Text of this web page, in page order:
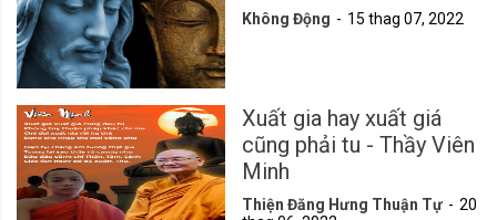
Không Động 15 thag 07, 2022
Xuất gia hay xuất giá
cũng phải tu - Thầy Viên
Minh
Thiện Đăng Hưng Thuận Tự
20